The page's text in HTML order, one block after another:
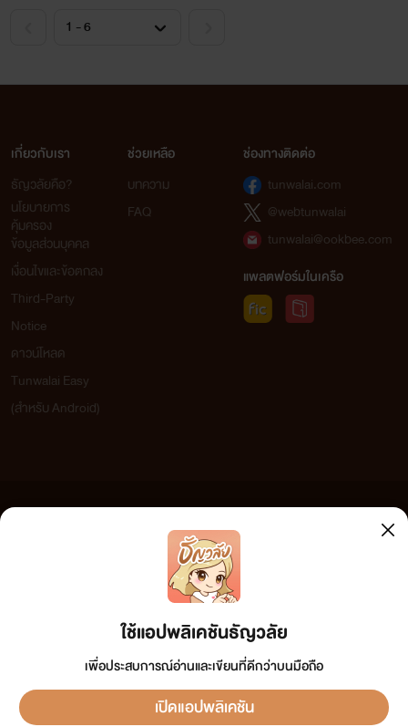
ใช้แอปพลิเคชันธัญวลัย
เพื่อประสบการณ์อ่านและเขียนที่ดีกว่าบนมือถือ
เปิดแอปพลิเคชัน
เกี่ยวกับเรา
ธัญวลัยคือ?
นโยบายการ
คุ้มครอง
ข้อมูลส่วนบุคคล
เงื่อนไขและข้อตกลง
Third-Party
Notice
ดาวน์โหลด
Tunwalai Easy
(สำหรับ Android)
ช่วยเหลือ
บทความ
FAQ
ช่องทางติดต่อ
tunwalai.com
@webtunwalai
tunwalai@ookbee.com
แพลตฟอร์มในเครือ
เว็บไซต์แห่งนี้ไม่ได้เห็นด้วยและไม่ขอรับผิดชอบต่อข้อความใดๆ ทั้งสิ้น ดังนั้นผู้อ่านทุกท่านโปรดใช้
วิจารณญาณในการกลั่นกรองด้วยตนเอง และหากท่านพบข้อความใดๆ ที่ขัดต่อกฎหมายและศีลธรรม
กรุณาแจ้งมาที่ tunwalai@ookbee.com เพื่อทีมงานจะได้ดำเนินการในทันที ทั้งนี้ ทางเว็บไซต์ขอสงวน
ลิขสิทธิ์ตามพระราชบัญญัติลิขสิทธิ์ (ฉบับเพิ่มเติม) พ.ศ.2558